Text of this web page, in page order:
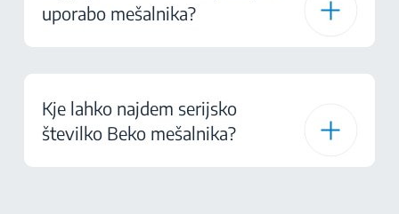
uporabo mešalnika?
Kje lahko najdem serijsko
številko Beko mešalnika?